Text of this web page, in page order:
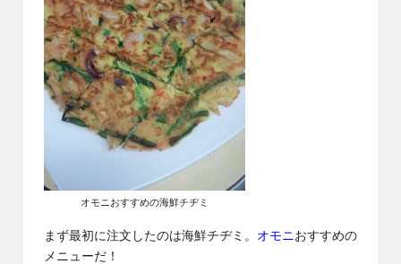
オモニおすすめの海鮮チヂミ
まず最初に注文したのは海鮮チヂミ。 オモニおすすめの
メニューだ！